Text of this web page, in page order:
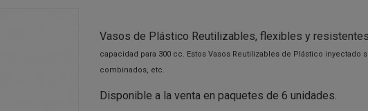
Vasos de Plástico Reutilizables, flexibles y resistentes
capacidad para 300 cc. Estos Vasos Reutilizables de Plástico inyectado
combinados, etc.
Disponible a la venta en paquetes de 6 unidades.